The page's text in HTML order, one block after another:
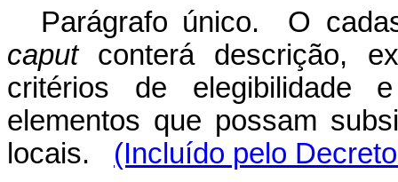
Parágrafo único. O
caputconterá descrição,
critérios de elegibilidade
elementos que possam
locais.
(Incluído pelo